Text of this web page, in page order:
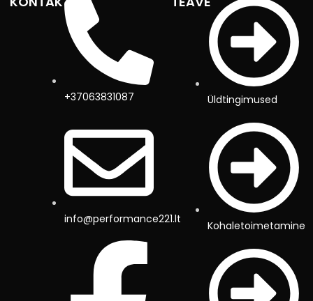
+37063831087
info@performance221.lt
Üldtingimused
Kohaletoimetamine